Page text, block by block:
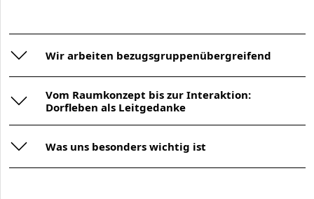
Wir arbeiten bezugsgruppenübergreifend
Vom Raumkonzept bis zur Interaktion:
Dorfleben als Leitgedanke
Was uns besonders wichtig ist